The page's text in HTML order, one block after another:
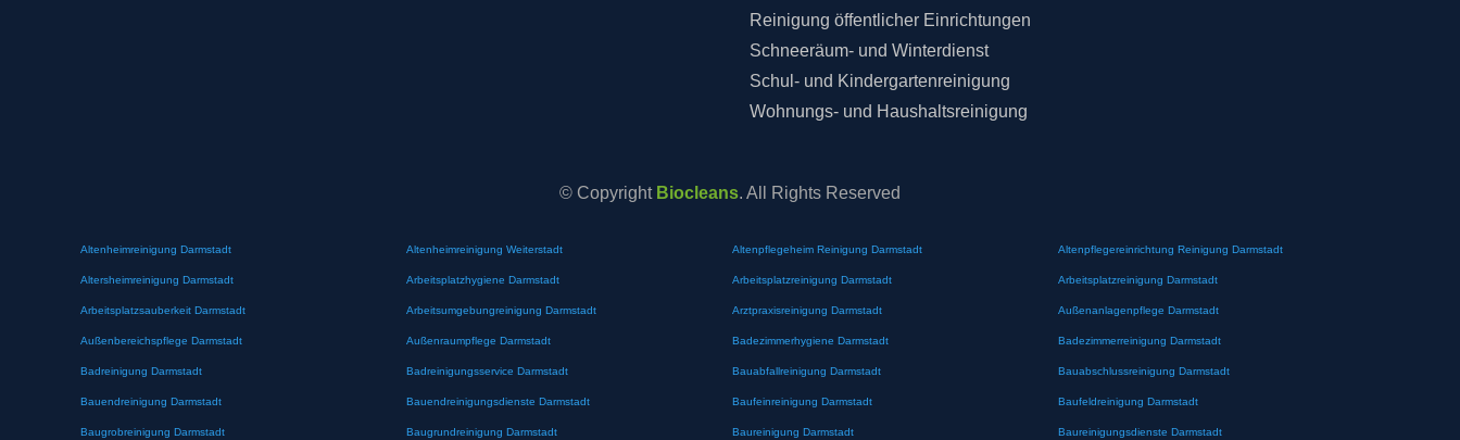
Reinigung öffentlicher Einrichtungen
Schneeräum- und Winterdienst
Schul- und Kindergartenreinigung
Wohnungs- und Haushaltsreinigung
© Copyright Biocleans. All Rights Reserved
Altenheimreinigung Darmstadt Altenheimreinigung Weiterstadt Altenpflegeheim Reinigung Darmstadt Altenpflegereinrichtung Reinigung Darmstadt
Altersheimreinigung Darmstadt Arbeitsplatzhygiene Darmstadt Arbeitsplatzreinigung Darmstadt Arbeitsplatzreinigung Darmstadt
Arbeitsplatzsauberkeit Darmstadt Arbeitsumgebungreinigung Darmstadt Arztpraxisreinigung Darmstadt Außenanlagenpflege Darmstadt
Außenbereichspflege Darmstadt Außenraumpflege Darmstadt Badezimmerhygiene Darmstadt Badezimmerreinigung Darmstadt
Badreinigung Darmstadt Badreinigungsservice Darmstadt Bauabfallreinigung Darmstadt Bauabschlussreinigung Darmstadt
Bauendreinigung Darmstadt Bauendreinigungsdienste Darmstadt Baufeinreinigung Darmstadt Baufeldreinigung Darmstadt
Baugrobreinigung Darmstadt Baugrundreinigung Darmstadt Baureinigung Darmstadt Baureinigungsdienste Darmstadt